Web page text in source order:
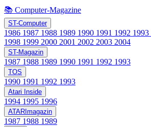
📚 Computer-Magazine
ST-Computer
1986 1987 1988 1989 1990 1991 1992 1993
1998 1999 2000 2001 2002 2003 2004
ST-Magazin
1987 1988 1989 1990 1991 1992 1993
TOS
1990 1991 1992 1993
Atari Inside
1994 1995 1996
ATARImagazin
1987 1988 1989